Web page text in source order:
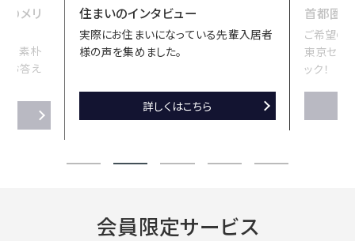
分
地
のメリ
の素朴
お答え
住まいのインタビュー
実際にお住まいになっている先輩入居者
様の声を集めました。
詳しくはこちら
い
首都圏
ご希望の
東京セキ
ック！
会員限定サービス